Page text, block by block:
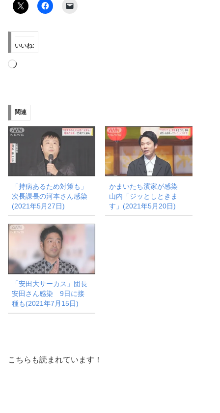
いいね:
読
み
中…
関連
「持病あるため対策も」
次長課長の河本さん感染
(2021年5月27日)
かまいたち濱家が感染
山内「ジッとしときま
す」(2021年5月20日)
「安田大サーカス」団長
安田さん感染 9日に接
種も(2021年7月15日)
こちらも読まれています！